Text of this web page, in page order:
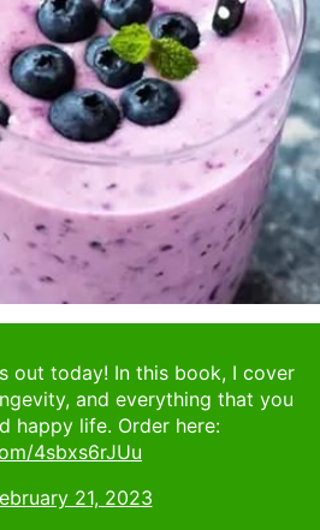
out today! In this book, I cover
and everything that you
happy life. Order here:
4sbxs6rJUu
21, 2023